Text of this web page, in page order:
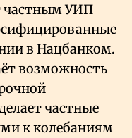
частным УИП
в Нацбанком.
возможность
частные
к колебаниям